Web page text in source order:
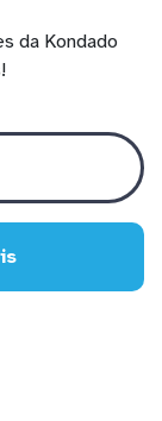
da Kondado